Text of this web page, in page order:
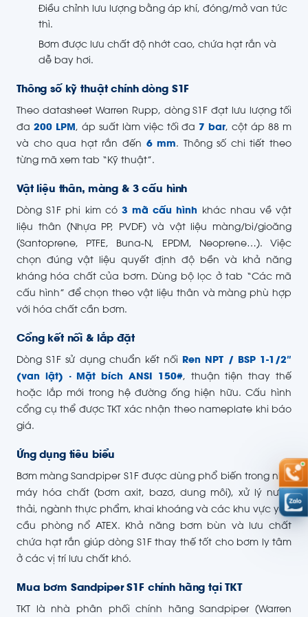
Điều chỉnh lưu lượng bằng áp khí, đóng/mở van tức
thì.
Bơm được lưu chất độ nhớt cao, chứa hạt rắn và
dễ bay hơi.
Thông số kỹ thuật chính dòng S1F
Theo datasheet Warren Rupp, dòng S1F đạt lưu lượng tối
đa 200 LPM, áp suất làm việc tối đa 7 bar, cột áp 88 m
và cho qua hạt rắn đến 6 mm. Thông số chi tiết theo
từng mã xem tab “Kỹ thuật”.
Vật liệu thân, màng & 3 cấu hình
Dòng S1F phi kim có 3 mã cấu hình khác nhau về vật
liệu thân (Nhựa PP, PVDF) và vật liệu màng/bi/gioăng
(Santoprene, PTFE, Buna-N, EPDM, Neoprene…). Việc
chọn đúng vật liệu quyết định độ bền và khả năng
kháng hóa chất của bơm. Dùng bộ lọc ở tab “Các mã
cấu hình” để chọn theo vật liệu thân và màng phù hợp
với hóa chất cần bơm.
Cổng kết nối & lắp đặt
Dòng S1F sử dụng chuẩn kết nối Ren NPT / BSP 1-1/2″
(van lật) · Mặt bích ANSI 150#, thuận tiện thay thế
hoặc lắp mới trong hệ đường ống hiện hữu. Cấu hình
cổng cụ thể được TKT xác nhận theo nameplate khi báo
giá.
Ứng dụng tiêu biểu
Bơm màng Sandpiper S1F được dùng phổ biến trong nhà
máy hóa chất (bơm axit, bazơ, dung môi), xử lý nước
thải, ngành thực phẩm, khai khoáng và các khu vực yêu
cầu phòng nổ ATEX. Khả năng bơm bùn và lưu chất
chứa hạt rắn giúp dòng S1F thay thế tốt cho bơm ly tâm
ở các vị trí lưu chất khó.
Mua bơm Sandpiper S1F chính hãng tại TKT
TKT là nhà phân phối chính hãng Sandpiper (Warren